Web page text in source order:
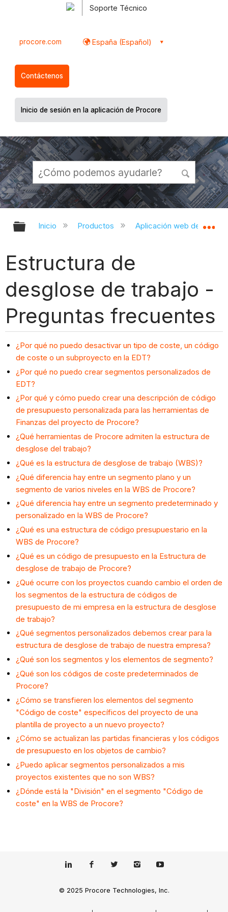
Soporte Técnico
procore.com España (Español)
Contáctenos
Inicio de sesión en la aplicación de Procore
Expandir/contraer jerarquía global
Inicio Productos Aplicación web de
Estructura de
desglose de trabajo -
Preguntas frecuentes
¿Por qué no puedo desactivar un tipo de coste, un código
de coste o un subproyecto en la EDT?
¿Por qué no puedo crear segmentos personalizados de
EDT?
¿Por qué y cómo puedo crear una descripción de código
de presupuesto personalizada para las herramientas de
Finanzas del proyecto de Procore?
¿Qué herramientas de Procore admiten la estructura de
desglose del trabajo?
¿Qué es la estructura de desglose de trabajo (WBS)?
¿Qué diferencia hay entre un segmento plano y un
segmento de varios niveles en la WBS de Procore?
¿Qué diferencia hay entre un segmento predeterminado y
personalizado en la WBS de Procore?
¿Qué es una estructura de código presupuestario en la
WBS de Procore?
¿Qué es un código de presupuesto en la Estructura de
desglose de trabajo de Procore?
¿Qué ocurre con los proyectos cuando cambio el orden de
los segmentos de la estructura de códigos de
presupuesto de mi empresa en la estructura de desglose
de trabajo?
¿Qué segmentos personalizados debemos crear para la
estructura de desglose de trabajo de nuestra empresa?
¿Qué son los segmentos y los elementos de segmento?
¿Qué son los códigos de coste predeterminados de
Procore?
¿Cómo se transfieren los elementos del segmento
"Código de coste" específicos del proyecto de una
plantilla de proyecto a un nuevo proyecto?
¿Cómo se actualizan las partidas financieras y los códigos
de presupuesto en los objetos de cambio?
¿Puedo aplicar segmentos personalizados a mis
proyectos existentes que no son WBS?
¿Dónde está la "División" en el segmento "Código de
coste" en la WBS de Procore?
© 2025 Procore Technologies, Inc.